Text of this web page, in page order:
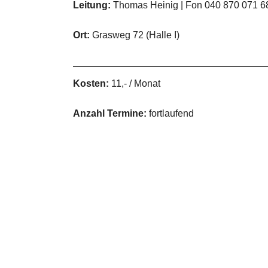
Leitung: Thomas Heinig | Fon 040 870 071
Ort: Grasweg 72 (Halle I)
Kosten: 11,- / Monat
Anzahl Termine: fortlaufend